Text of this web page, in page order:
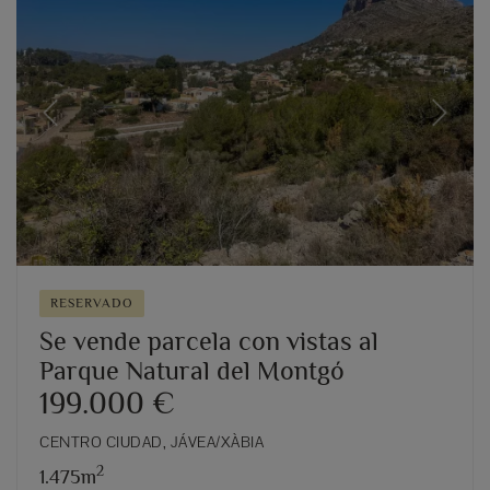
Previous Next
RESERVADO
Se vende parcela con vistas al
Parque Natural del Montgó
199.000 €
CENTRO CIUDAD, JÁVEA/XÀBIA
1.475m2